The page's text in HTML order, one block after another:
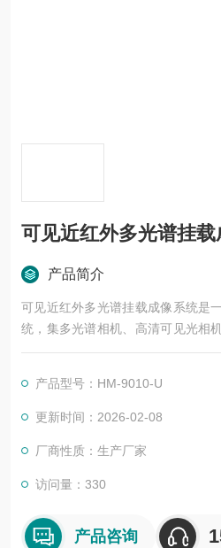
可见近红外多光谱挂
产品简介
可见近红外多光谱挂载成像系统是
统，集多光谱相机、高清可见光相
专为精准农业、环境监测与科学研
谱通道，覆盖蓝、绿、红、红边及
传感器与72°视场角，可高效获取地
拥有1200万像素与82°广角，支持
产品型号：HM-9010-U
更新时间：2026-02-08
厂商性质：生产厂家
访问量：330
产品咨询